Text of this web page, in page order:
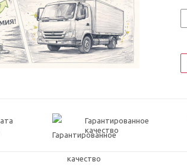
Гарантированное
качество